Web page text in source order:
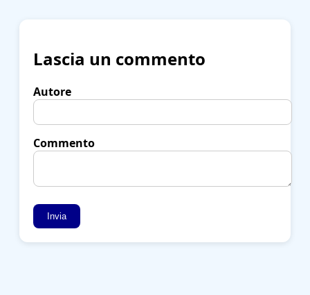
Lascia un commento
Autore
Commento
Invia